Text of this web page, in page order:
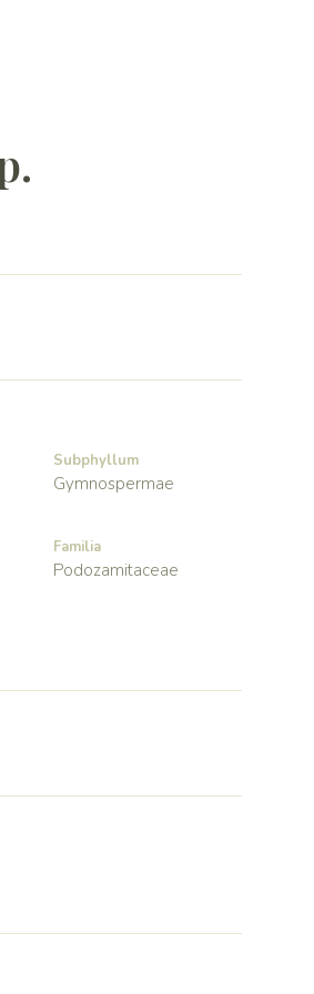
Subphyllum
Gymnospermae
Familia
Podozamitaceae